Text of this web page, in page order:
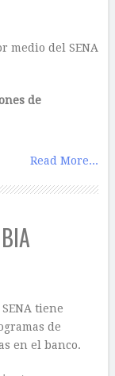
medio del SENA
de
Read More...
tiene
de
en el banco.